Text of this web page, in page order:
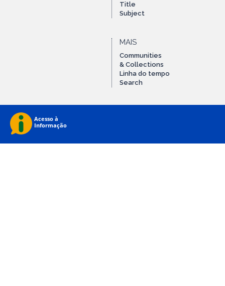
Title
Subject
MAIS
Communities
& Collections
Linha do tempo
Search